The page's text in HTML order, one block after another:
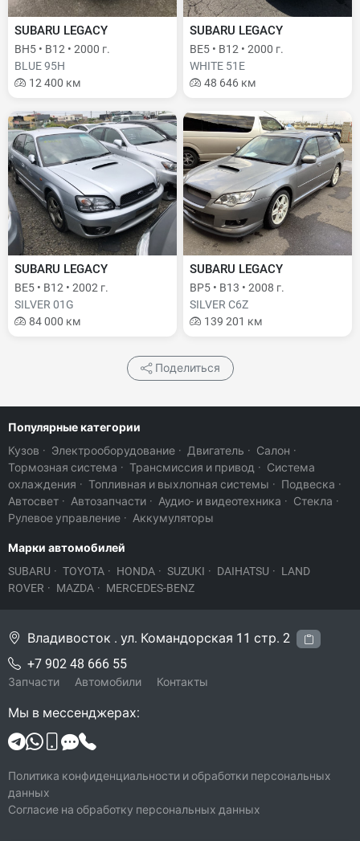
SUBARU LEGACY
BH5 • B12 • 2000 г.
BLUE 95H
12 400 км
SUBARU LEGACY
BE5 • B12 • 2000 г.
WHITE 51E
48 646 км
SUBARU LEGACY
BE5 • B12 • 2002 г.
SILVER 01G
84 000 км
SUBARU LEGACY
BP5 • B13 • 2008 г.
SILVER C6Z
139 201 км
Поделиться
Популярные категории
Кузов · Электрооборудование · Двигатель · Салон ·
Тормозная система · Трансмиссия и привод · Система
охлаждения · Топливная и выхлопная системы · Подвеска ·
Автосвет · Автозапчасти · Аудио- и видеотехника · Стекла ·
Рулевое управление · Аккумуляторы
Марки автомобилей
SUBARU · TOYOTA · HONDA · SUZUKI · DAIHATSU · LAND
ROVER · MAZDA · MERCEDES-BENZ
Владивосток . ул. Командорская 11 стр. 2
+7 902 48 666 55
Запчасти Автомобили Контакты
Мы в мессенджерах:
Политика конфиденциальности и обработки персональных
данных
Согласие на обработку персональных данных